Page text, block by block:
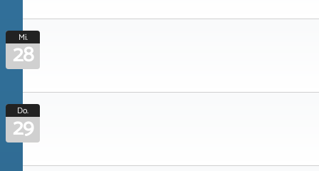
Mi.
28
Do.
29